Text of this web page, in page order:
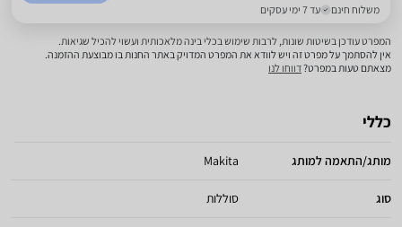
משלוח חינם עד 7 ימי עסקים
המפרט עודכן בשיטות שונות, לרבות שימוש בכלי בינה מלאכותית ועשוי להכיל שגיאות.
אין להסתמך על מפרט זה ויש לוודא את המפרט המדויק באתר החנות בו מבוצעת ההזמנה.
מצאתם טעות במפרט?דווחו לנו
כללי
מותג/התאמה למותג Makita
סוג סוללות